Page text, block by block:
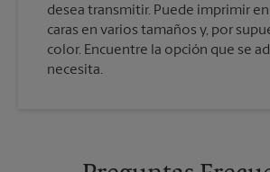
desea transmitir. Puede imprimir
caras en varios tamaños y, por
color. Encuentre la opción que se
necesita.